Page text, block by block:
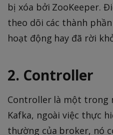
bị xóa bởi ZooKeeper.
theo dõi các thành
hoạt động hay đã rời
2. Controller
Controller là một trong
Kafka, ngoài việc thực
thường của broker, nó